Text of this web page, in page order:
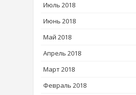
Июль 2018
Июнь 2018
Май 2018
Апрель 2018
Март 2018
Февраль 2018